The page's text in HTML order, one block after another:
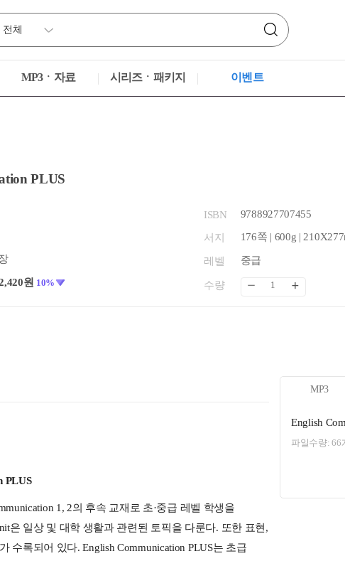
MP3ㆍ자료 시리즈ㆍ패키지 이벤트
PLUS
원 10%
ISBN 9788927707455
서지 176쪽 | 600g |
레벨 중급
수량
PLUS
1, 2의 후속 교재로 초·중급 레벨 학생을
은 일상 및 대학 생활과 관련된 토픽을 다룬다. 또한표현 ,
수록되어 있다. English Communication PLUS는 초급
MP3
English
파일수량: 66